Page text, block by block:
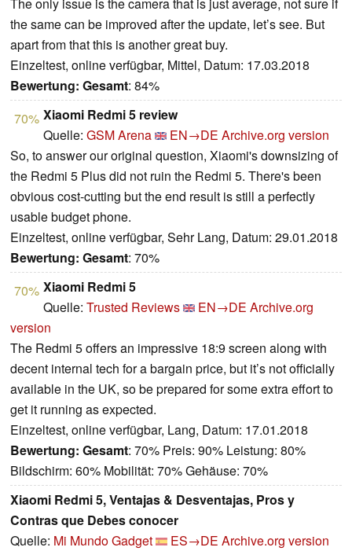
The only issue is the camera that is just average, not sure if
the same can be improved after the update, let’s see. But
apart from that this is another great buy.
Einzeltest, online verfügbar, Mittel, Datum: 17.03.2018
Bewertung: Gesamt: 84%
70% Xiaomi Redmi 5 review
Quelle: GSM Arena EN→DE Archive.org version
So, to answer our original question, Xiaomi's downsizing of
the Redmi 5 Plus did not ruin the Redmi 5. There's been
obvious cost-cutting but the end result is still a perfectly
usable budget phone.
Einzeltest, online verfügbar, Sehr Lang, Datum: 29.01.2018
Bewertung: Gesamt: 70%
70% Xiaomi Redmi 5
Quelle: Trusted Reviews EN→DE Archive.org
version
The Redmi 5 offers an impressive 18:9 screen along with
decent internal tech for a bargain price, but it’s not officially
available in the UK, so be prepared for some extra effort to
get it running as expected.
Einzeltest, online verfügbar, Lang, Datum: 17.01.2018
Bewertung: Gesamt: 70% Preis: 90% Leistung: 80%
Bildschirm: 60% Mobilität: 70% Gehäuse: 70%
Xiaomi Redmi 5, Ventajas & Desventajas, Pros y
Contras que Debes conocer
Quelle: Mi Mundo Gadget ES→DE Archive.org version